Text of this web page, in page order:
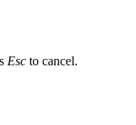
Esc to cancel.